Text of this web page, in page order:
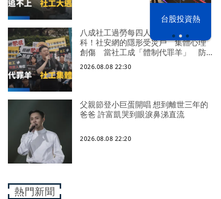
台股投資熱
八成社工過勞每四人有一人求助身心
科！社安網的隱形受災戶 集體心理
創傷 當社工成「體制代罪羊」 防
禦性社工不敢多做無奈趨勢？耗竭殆
盡下的社安網危機｜社工消失中
2026.08.08 22:30
父親節登小巨蛋開唱 想到離世三年的
爸爸 許富凱哭到眼淚鼻涕直流
2026.08.08 22:20
熱門新聞